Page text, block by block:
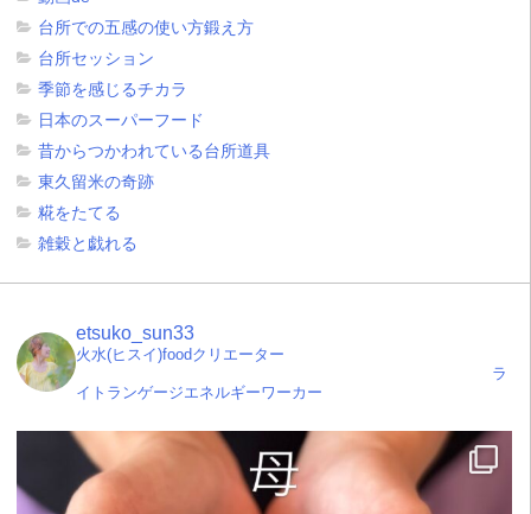
台所での五感の使い方鍛え方
台所セッション
季節を感じるチカラ
日本のスーパーフード
昔からつかわれている台所道具
東久留米の奇跡
糀をたてる
雑穀と戯れる
etsuko_sun33
火水(ヒスイ)foodクリエーター
ラ
イトランゲージエネルギーワーカー